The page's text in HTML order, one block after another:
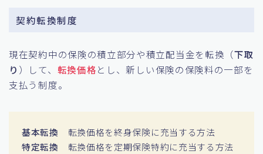
契約転換制度
現在契約中の保険の積立部分や積立配当金を転換（下取
り ）して、 転換価格とし、新しい保険の保険料の一部を
支払う制度。
基本転換 転換価格を終身保険に充当する方法
特定転換 転換価格を定期保険特約に充当する方法